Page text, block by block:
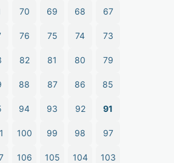
67
68
69
70
73
74
75
76
79
80
81
82
85
86
87
88
91
92
93
94
97
98
99
100
103
104
105
106